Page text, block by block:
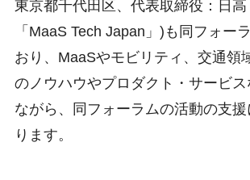
東京都千代田区、代表取締役：日
「MaaS Tech Japan」)も同フォー
おり、MaaSやモビリティ、交通領
のノウハウやプロダクト・サービス
ながら、同フォーラムの活動の支
ります。